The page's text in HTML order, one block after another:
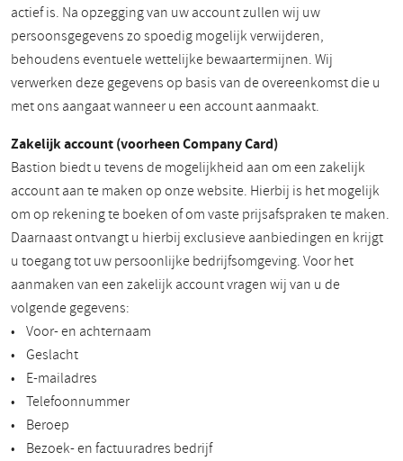
actief is. Na opzegging van uw account zullen wij uw
persoonsgegevens zo spoedig mogelijk verwijderen,
behoudens eventuele wettelijke bewaartermijnen. Wij
verwerken deze gegevens op basis van de overeenkomst die u
met ons aangaat wanneer u een account aanmaakt.
Zakelijk account (voorheen Company Card)
Bastion biedt u tevens de mogelijkheid aan om een zakelijk
account aan te maken op onze website. Hierbij is het mogelijk
om op rekening te boeken of om vaste prijsafspraken te maken.
Daarnaast ontvangt u hierbij exclusieve aanbiedingen en krijgt
u toegang tot uw persoonlijke bedrijfsomgeving. Voor het
aanmaken van een zakelijk account vragen wij van u de
volgende gegevens:
• Voor- en achternaam
• Geslacht
• E-mailadres
• Telefoonnummer
• Beroep
• Bezoek- en factuuradres bedrijf